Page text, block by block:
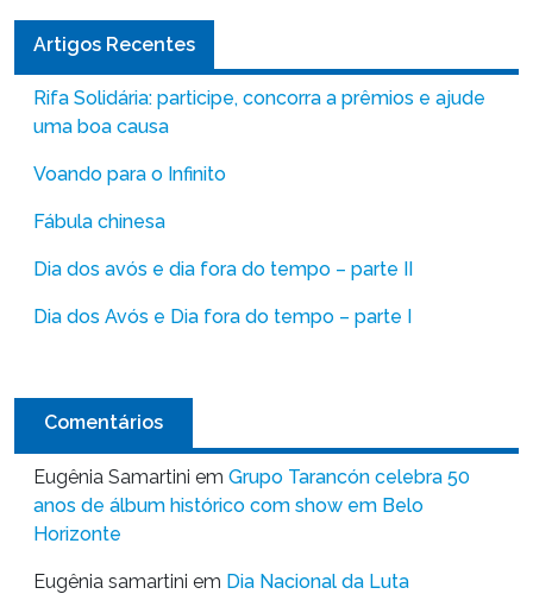
Artigos Recentes
Rifa Solidária: participe, concorra a prêmios e ajude
uma boa causa
Voando para o Infinito
Fábula chinesa
Dia dos avós e dia fora do tempo – parte II
Dia dos Avós e Dia fora do tempo – parte I
Comentários
Eugênia Samartini em Grupo Tarancón celebra 50
anos de álbum histórico com show em Belo
Horizonte
Eugênia samartini em Dia Nacional da Luta